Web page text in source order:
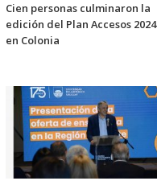
Cien personas culminaron la
edición del Plan Accesos 2024
en Colonia